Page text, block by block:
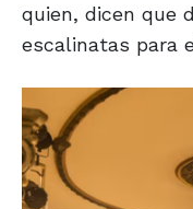
quien, dicen que
escalinatas para